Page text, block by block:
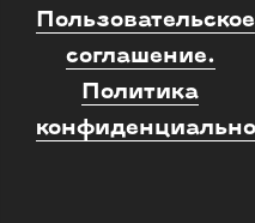
Пользовательское
соглашение.
Политика